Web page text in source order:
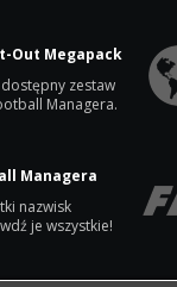
Out Megapack
dostępny zestaw
Managera.
Managera
nazwisk
je wszystkie!